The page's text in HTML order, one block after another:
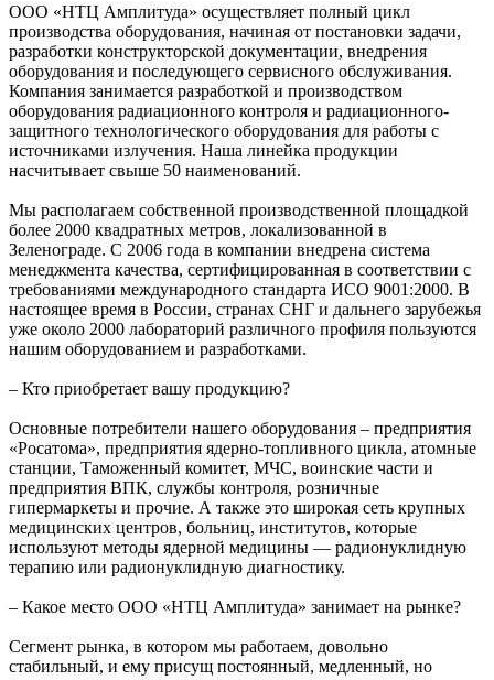
ООО «НТЦ Амплитуда» осуществляет полный цикл
производства оборудования, начиная от постановки задачи,
разработки конструкторской документации, внедрения
оборудования и последующего сервисного обслуживания.
Компания занимается разработкой и производством
оборудования радиационного контроля и радиационного-
защитного технологического оборудования для работы с
источниками излучения. Наша линейка продукции
насчитывает свыше 50 наименований.
Мы располагаем собственной производственной площадкой
более 2000 квадратных метров, локализованной в
Зеленограде. С 2006 года в компании внедрена система
менеджмента качества, сертифицированная в соответствии с
требованиями международного стандарта ИСО 9001:2000. В
настоящее время в России, странах СНГ и дальнего зарубежья
уже около 2000 лабораторий различного профиля пользуются
нашим оборудованием и разработками.
– Кто приобретает вашу продукцию?
Основные потребители нашего оборудования – предприятия
«Росатома», предприятия ядерно-топливного цикла, атомные
станции, Таможенный комитет, МЧС, воинские части и
предприятия ВПК, службы контроля, розничные
гипермаркеты и прочие. А также это широкая сеть крупных
медицинских центров, больниц, институтов, которые
используют методы ядерной медицины — радионуклидную
терапию или радионуклидную диагностику.
– Какое место ООО «НТЦ Амплитуда» занимает на рынке?
Сегмент рынка, в котором мы работаем, довольно
стабильный, и ему присущ постоянный, медленный, но